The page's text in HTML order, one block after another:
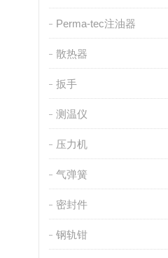
Perma-tec注油器
散热器
扳手
测温仪
压力机
气弹簧
密封件
钢轨钳